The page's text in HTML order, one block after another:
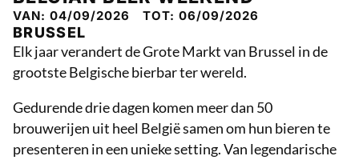
VAN: 04/09/2026 TOT: 06/09/2026
BRUSSEL
Elk jaar verandert de Grote Markt van Brussel in de
grootste Belgische bierbar ter wereld.
Gedurende drie dagen komen meer dan 50
brouwerijen uit heel België samen om hun bieren te
presenteren in een unieke setting. Van legendarische